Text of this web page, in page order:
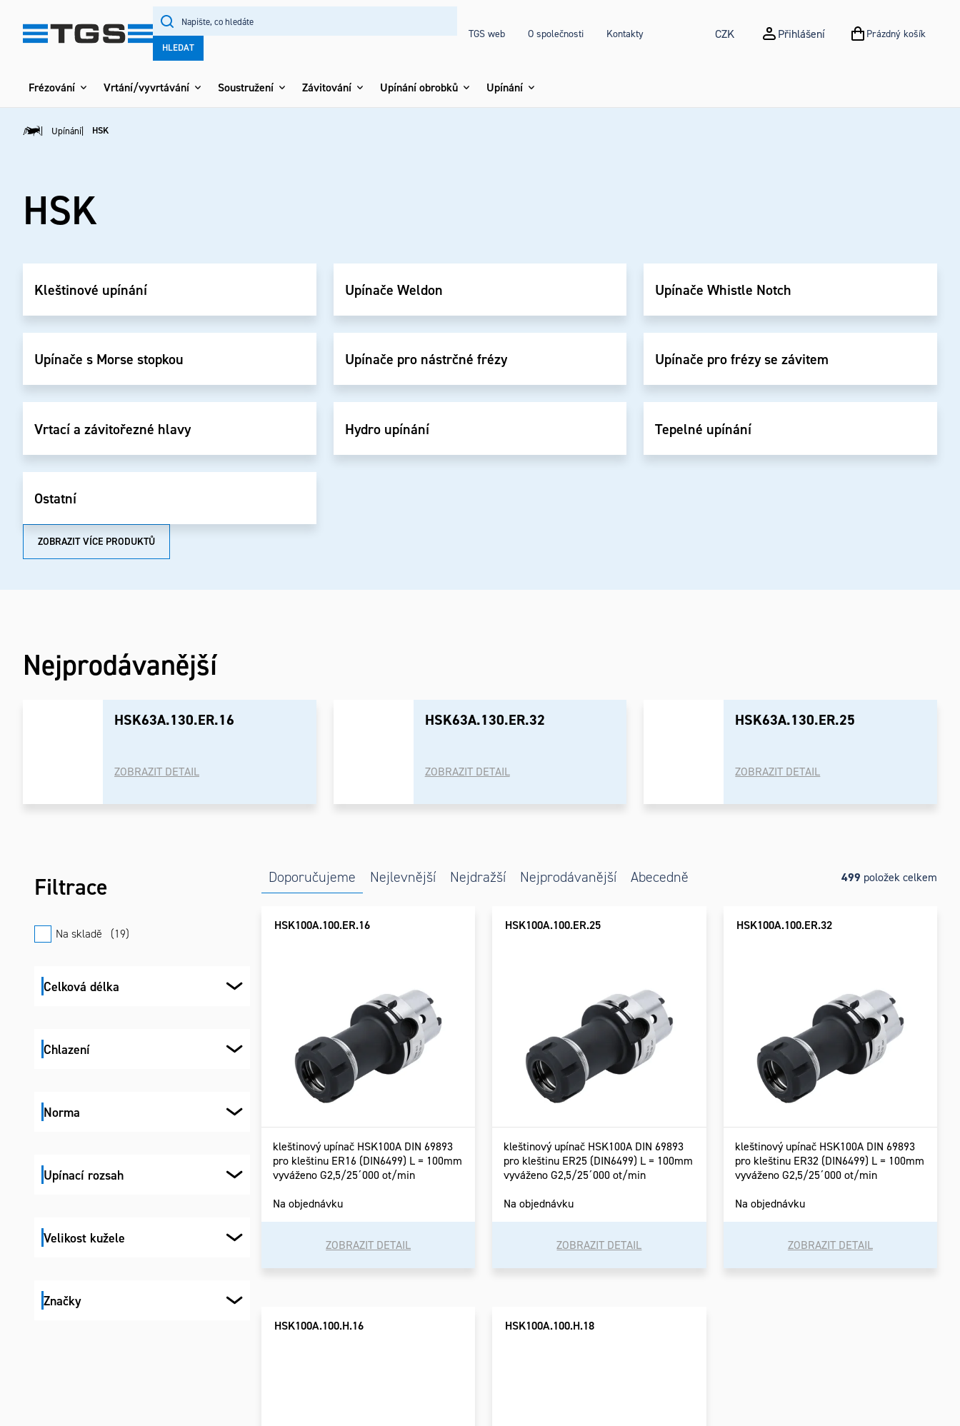
obsah
HLEDAT
TGS web O společnosti Kontakty CZK Přihlášení NÁKUPNÍ KOŠÍK
Prázdný košík
Frézování Vrtání/vyvrtávání Soustružení Závitování Upínání obrobků Upínání
Domů Upínání HSK
HSK
Kleštinové upínání Upínače Weldon Upínače Whistle Notch
Upínače s Morse stopkou Upínače pro nástrčné frézy Upínače pro frézy se závitem
Vrtací a závitořezné hlavy Hydro upínání Tepelné upínání
Ostatní
ZOBRAZIT VÍCE PRODUKTŮ
Nejprodávanější
HSK63A.130.ER.16
ZOBRAZIT DETAIL
HSK63A.130.ER.32
ZOBRAZIT DETAIL
HSK63A.130.ER.25
ZOBRAZIT DETAIL
Postranní
Na skladě 19
Značky
Celková délka
Chlazení
Norma
Upínací rozsah
Velikost kužele
Řazení
produktů
Doporučujeme Nejlevnější Nejdražší Nejprodávanější Abecedně 499 položek celkem
Výpis
produktů
kleštinový upínač HSK100A DIN 69893
pro kleštinu ER16 (DIN6499) L = 100mm
vyváženo G2,5/25´000 ot/min
HSK100A.100.ER.16
Na objednávku
ZOBRAZIT DETAIL
kleštinový upínač HSK100A DIN 69893
pro kleštinu ER25 (DIN6499) L = 100mm
vyváženo G2,5/25´000 ot/min
HSK100A.100.ER.25
Na objednávku
ZOBRAZIT DETAIL
kleštinový upínač HSK100A DIN 69893
pro kleštinu ER32 (DIN6499) L = 100mm
vyváženo G2,5/25´000 ot/min
HSK100A.100.ER.32
Na objednávku
ZOBRAZIT DETAIL
HSK100A.100.H.16 HSK100A.100.H.18